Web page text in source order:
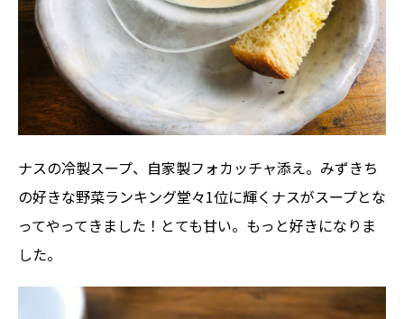
ナスの冷製スープ、自家製フォカッチャ添え。みずきち
の好きな野菜ランキング堂々1位に輝くナスがスープとな
ってやってきました！とても甘い。もっと好きになりま
した。